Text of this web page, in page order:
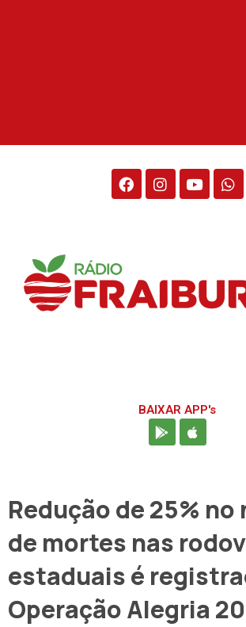
BAIXAR APP's
Redução de 25% no
de mortes nas
estaduais é
Operação Alegria